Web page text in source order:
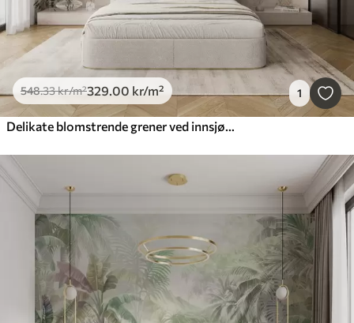
548.33kr/m²329.00 kr/m² 1
Delikate blomstrende grener ved innsjøen med fugler i lett tåke